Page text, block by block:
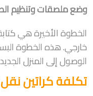
وضع ملصقات وتنظيم
الخطوة الأخيرة هي
خارجي. هذه الخطوة
الوصول إلى المنزل
تكلفة كراتين